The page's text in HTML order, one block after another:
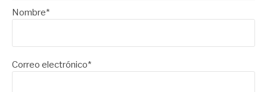
Nombre*
Correo electrónico*